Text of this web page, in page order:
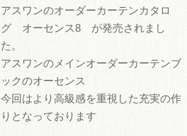
アスワンのオーダーカーテンカタロ
グ オーセンス8 が発売されまし
た。
アスワンのメインオーダーカーテンブ
ックのオーセンス
今回はより高級感を重視した充実の作
りとなっております